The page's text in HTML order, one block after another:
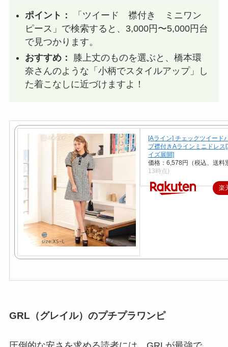
ポイント：
「ツイード 襟付き ミニワン
ピース」で検索すると、3,000円〜5,000円台
で見つかります。
おすすめ：
膝上丈のものを選ぶと、橋本環
奈さんのような「小柄でスタイルアップ」し
た着こなしに近づけますよ！
[Aライン] チェックツイード
ブ襟付きAラインミニドレス
イズ展開]
価格：6,578円（税込、送料
13時点)
楽
GRL（グレイル）のプチプラワンピ